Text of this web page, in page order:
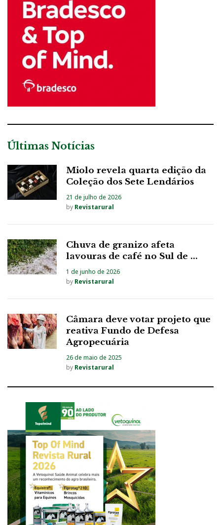
Últimas Notícias
Miolo revela quarta edição da
Coleção dos Sete Lendários
21 de julho de 2026
by Revistarural
Chuva de granizo afeta
lavouras de café no Sul de ...
1 de junho de 2026
by Revistarural
Câmara deve votar projeto que
reativa Fundo de Defesa
Agropecuária
26 de maio de 2025
by Revistarural